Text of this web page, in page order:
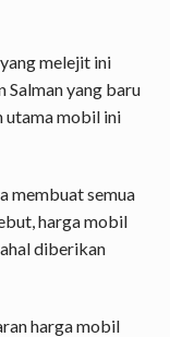
melejit ini
Salman yang baru
utama mobil ini
membuat semua
harga mobil
diberikan
harga mobil